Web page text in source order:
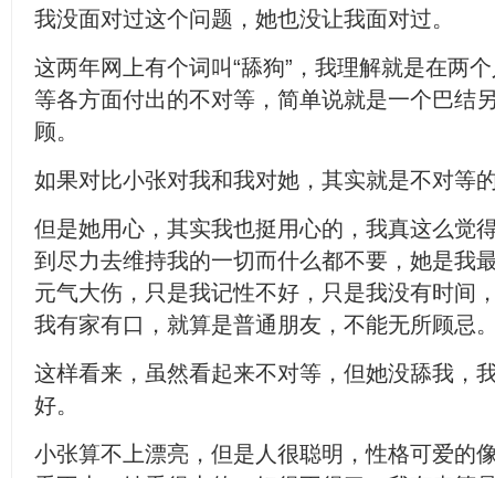
我没面对过这个问题，她也没让我面对过。
这两年网上有个词叫“舔狗”，我理解就是在两
等各方面付出的不对等，简单说就是一个巴结
顾。
如果对比小张对我和我对她，其实就是不对等
但是她用心，其实我也挺用心的，我真这么觉
到尽力去维持我的一切而什么都不要，她是我
元气大伤，只是我记性不好，只是我没有时间
我有家有口，就算是普通朋友，不能无所顾忌
这样看来，虽然看起来不对等，但她没舔我，
好。
小张算不上漂亮，但是人很聪明，性格可爱的